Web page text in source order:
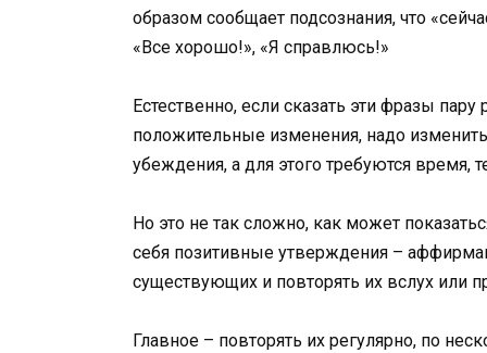
образом сообщает подсознания, что
«Все хорошо!», «Я справлюсь!»
Естественно, если сказать эти фразы
положительные изменения, надо
убеждения, а для этого требуются время,
Но это не так сложно, как может
себя позитивные утверждения –
существующих и повторять их вслух или
Главное – повторять их регулярно, по